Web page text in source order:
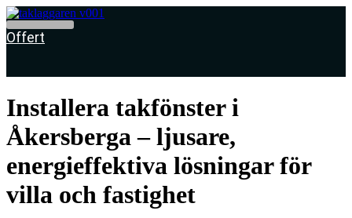
Skip
to
content
Offert
Installera takfönster i
Åkersberga – ljusare,
energieffektiva lösningar för
villa och fastighet